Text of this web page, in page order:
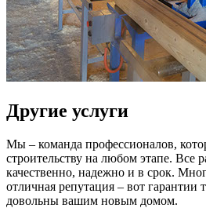
Другие услуги
Мы – команда профессионалов,
строительству на любом этапе. Все
качественно, надежно и в срок.
отличная репутация – вот гарантии
довольны вашим новым домом.